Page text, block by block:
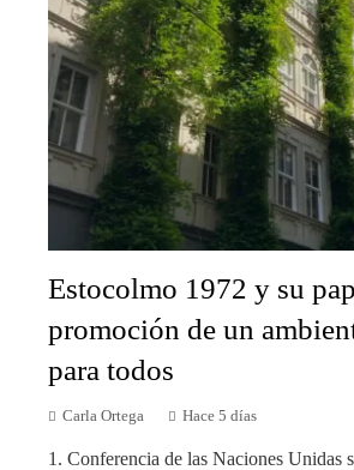
Estocolmo 1972 y su
promoción de un
para todos
Carla Ortega Hace 5 días
1. Conferencia de las Naciones Unidas